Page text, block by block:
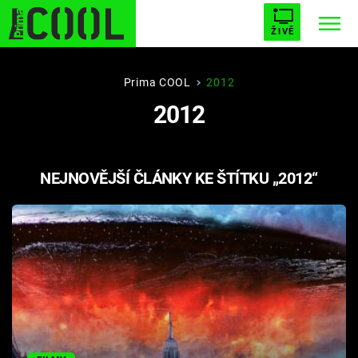
ŽIVĚ
BUFFY, PŘEMOŽITELKA UPÍRŮ
AVENGERS 5
Témata
Filmy
Seriály
Hry
Prima COOL 2012
2012
NEJNOVĚJŠÍ ČLÁNKY KE ŠTÍTKU „2012“